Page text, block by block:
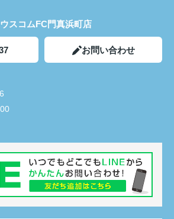
スコムFC門真浜町店
お問い合わせ